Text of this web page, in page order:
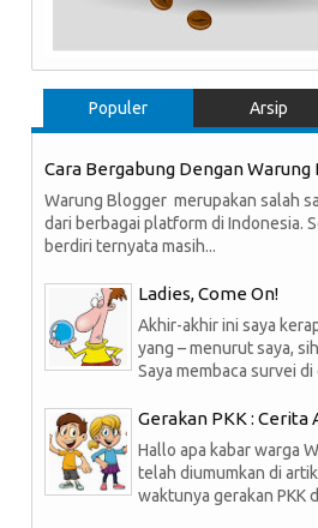
Populer Arsip
Cara Bergabung Dengan Warung
Warung Blogger merupakan salah
dari berbagai platform di Indonesia.
berdiri ternyata masih...
Ladies, Come On!
Akhir-akhir ini saya
yang – menurut saya,
Saya membaca survei
Gerakan PKK : Cerita
Hallo apa kabar warga
telah diumumkan di
waktunya gerakan PKK